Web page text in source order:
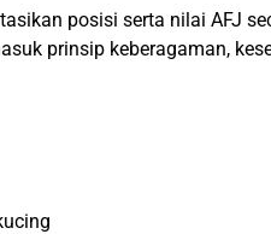
posisi serta nilai AFJ
prinsip keberagaman,